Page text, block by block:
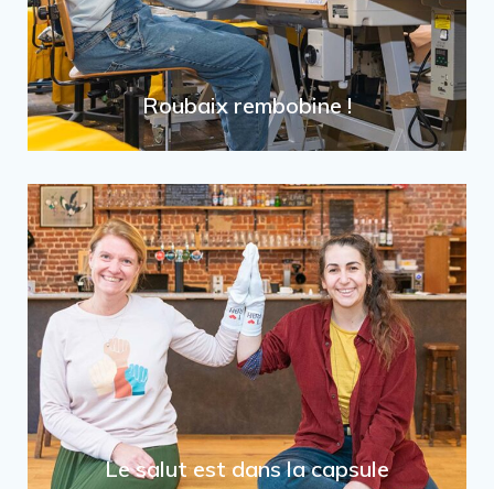
Roubaix rembobine !
Le salut est dans la capsule